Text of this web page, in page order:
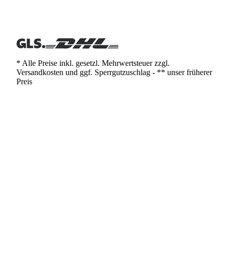
* Alle Preise inkl. gesetzl. Mehrwertsteuer zzgl.
Versandkosten und ggf. Sperrgutzuschlag - ** unser früherer
Preis